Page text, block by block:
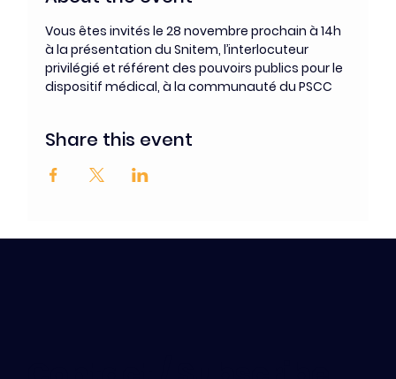
Vous êtes invités le 28 novembre prochain à 14h
à la présentation du Snitem, l’interlocuteur
privilégié et référent des pouvoirs publics pour le
dispositif médical, à la communauté du PSCC
Share this event